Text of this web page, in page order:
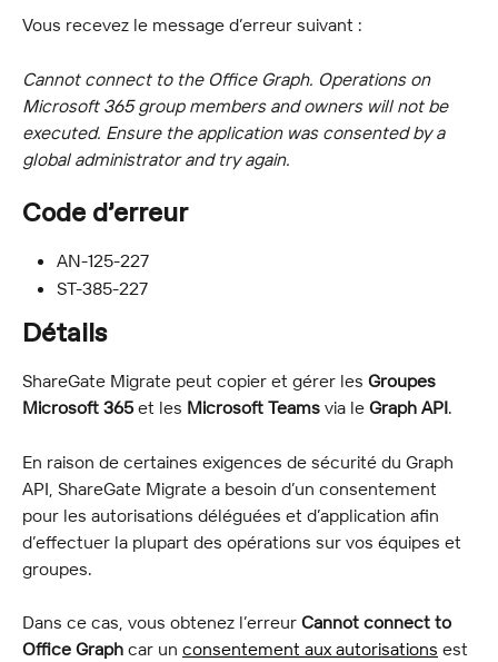
Vous recevez le message d’erreur suivant :
Cannot connect to the Office Graph. Operations on
Microsoft 365 group members and owners will not be
executed. Ensure the application was consented by a
global administrator and try again.
Code d’erreur
AN-125-227
ST-385-227
Détails
ShareGate Migrate peut copier et gérer les Groupes
Microsoft 365 et les Microsoft Teams via le Graph API.
En raison de certaines exigences de sécurité du Graph
API, ShareGate Migrate a besoin d’un consentement
pour les autorisations déléguées et d’application afin
d’effectuer la plupart des opérations sur vos équipes et
groupes.
Dans ce cas, vous obtenez l’erreur Cannot connect to
Office Graph car un consentement aux autorisations est